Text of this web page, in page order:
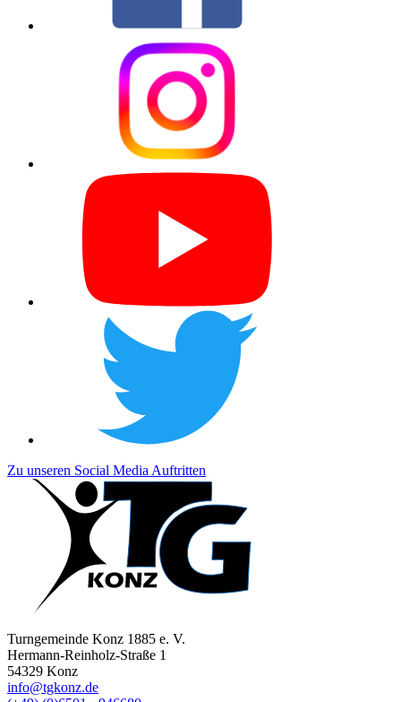
Zu unseren Social Media Auftritten
Turngemeinde Konz 1885 e. V.
Hermann-Reinholz-Straße 1
54329 Konz
info@tgkonz.de